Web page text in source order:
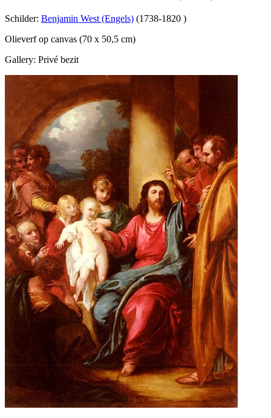
Schilder: Benjamin West (Engels) (1738-1820 )
Olieverf op canvas (70 x 50,5 cm)
Gallery: Privé bezit